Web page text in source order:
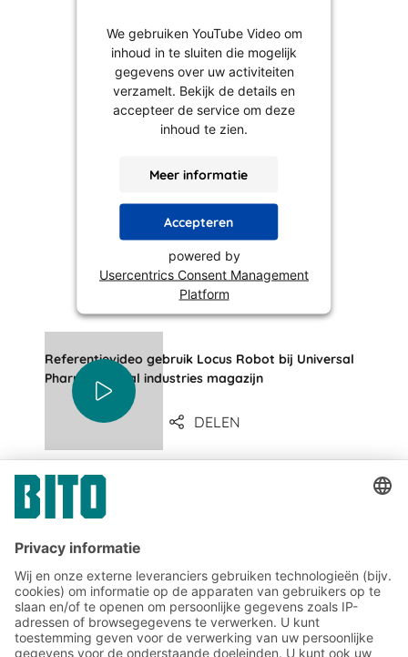
We gebruiken YouTube Video om
inhoud in te sluiten die mogelijk
gegevens over uw activiteiten
verzamelt. Bekijk de details en
accepteer de service om deze
inhoud te zien.
Meer informatie
Accepteren
powered by
Usercentrics Consent Management
Platform
Referentievideo gebruik Locus Robot bij Universal
Pharmaceutical industries magazijn
DELEN
Meld u nu aan voor de BITO-
nieuwsbrief: